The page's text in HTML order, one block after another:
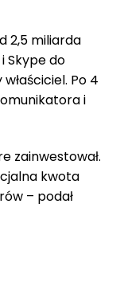
2,5 miliarda
Skype do
Po 4
i
zainwestował.
kwota
– podał